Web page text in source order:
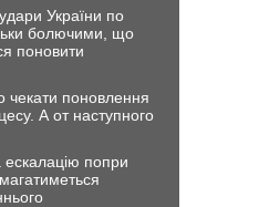
України по
болючими, що
поновити
чекати поновлення
А от наступного
попри